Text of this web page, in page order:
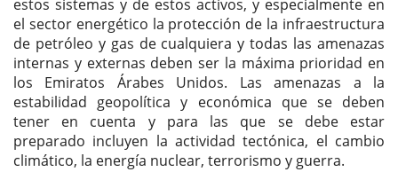
estos sistemas y de estos activos, y especialmente en
el sector energético la protección de la infraestructura
de petróleo y gas de cualquiera y todas las amenazas
internas y externas deben ser la máxima prioridad en
los Emiratos Árabes Unidos. Las amenazas a la
estabilidad geopolítica y económica que se deben
tener en cuenta y para las que se debe estar
preparado incluyen la actividad tectónica, el cambio
climático, la energía nuclear, terrorismo y guerra.